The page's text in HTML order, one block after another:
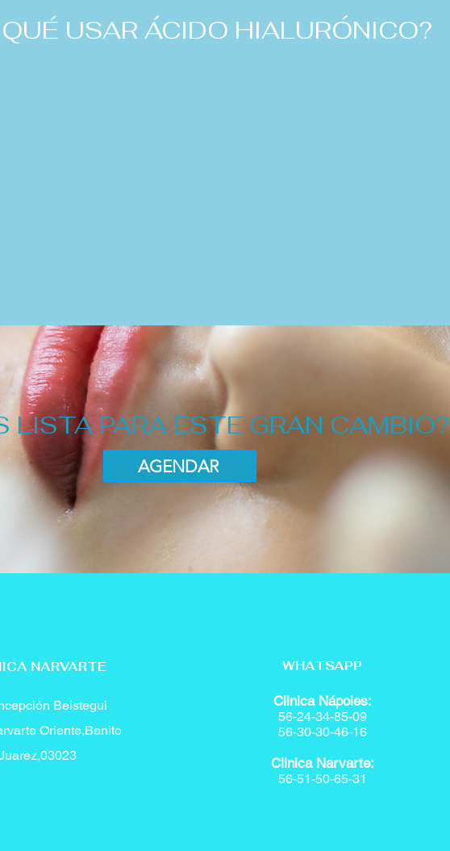
USAR ÁCIDO HIALURÓNICO?
LISTA PARA ESTE GRAN CAMBIO?
AGENDAR
NARVARTE
Beistegui
Oriente,Benito
WHATSAPP
Clinica Nápoles:
56-24-34-85-09
56-30-30-46-16
Clinica Narvarte:
56-51-50-65-31